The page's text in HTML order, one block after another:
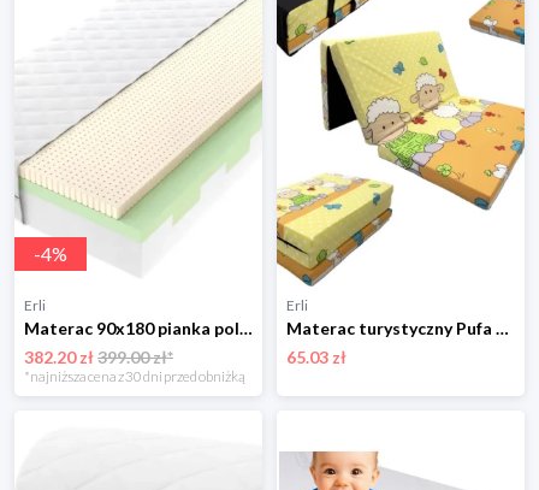
-4%
Erli
Materac 90x180 pianka poliuretanowa T25 lateks strefowy MINIOR
382.20 zł399.00 zł*
*najniższa cena z 30 dni przed obniżką
Erli
Materac turystyczny Pufa 120x60 dla dzieci + Torba Składany 2w1
65.03 zł